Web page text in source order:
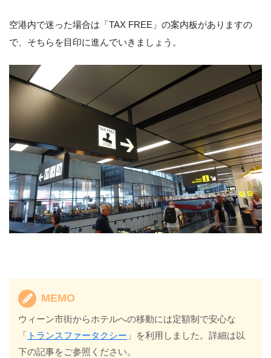
空港内で迷った場合は「TAX FREE」の案内板がありますの
で、そちらを目印に進んでいきましょう。
MEMO
ウィーン市街からホテルへの移動には定額制で安心な
「 トランスファータクシー 」を利用しました。詳細は以
下の記事をご参照ください。